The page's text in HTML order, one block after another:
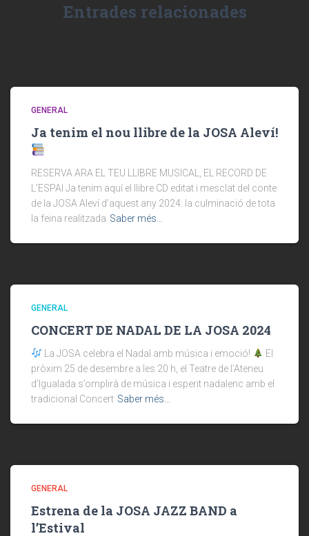
Entrades relacionades
GENERAL
Ja tenim el nou llibre de la JOSA Aleví!
RESERVA ARA EL TEU LLIBRE MUSICAL, EL RECORD DE
L’ESPAI Ja tenim aquí el llibre CD editat i mesclat del conte
de la JOSA Aleví d’aquest any 2024: la culminació de tota
la feina realitzada Saber més…
GENERAL
CONCERT DE NADAL DE LA JOSA 2024
La JOSA celebra el Nadal amb música i emoció!
El
pròxim 25 de desembre a les 20 h, el Teatre de l’Ateneu
d’Igualada s’omplirà de música i esperit nadalenc amb el
tradicional Concert Saber més…
GENERAL
Estrena de la JOSA JAZZ BAND a
l’Estival